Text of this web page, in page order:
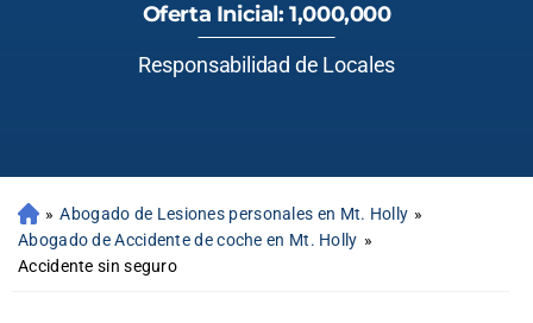
Oferta Inicial: 1,000,000
Responsabilidad de Locales
» Abogado de Lesiones personales en Mt. Holly »
Abogado de Accidente de coche en Mt. Holly »
Accidente sin seguro